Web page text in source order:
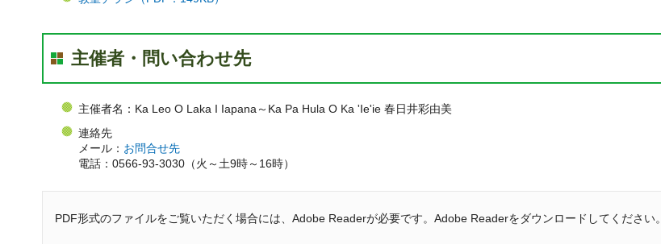
主催者・問い合わせ先
主催者名：Ka Leo O Laka I Iapana～Ka Pa Hula O Ka 'Ie'ie 春日井彩由美
連絡先
メール： お問合せ先
電話：0566-93-3030（火～土9時～16時）
PDF形式のファイルをご覧いただく場合には、Adobe Readerが必要です。Adobe Readerをダウンロードしてください。